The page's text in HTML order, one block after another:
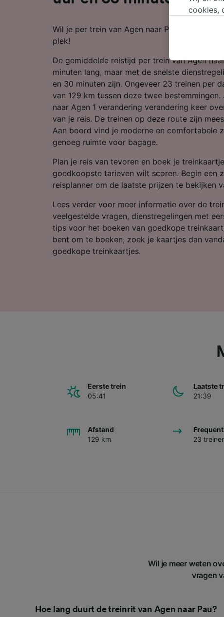
Wil je per trein van Agen naar Pau reizen?
plek!
De gemiddelde reistijd per trein van Agen
minuten lang, maar met de snelste
en 30 minuten zijn. Ongeveer 23 treinen per
van 129 km tussen deze twee
naar Agen 1 verandering verandering keer
van je reis. De treinen op deze route zijn
Aan boord vind je moderne en comfortabele
genoeg ruimte voor bagage.
Plan je reis van tevoren en boek je
goedkoopste tarieven wilt scoren. Begin een
reisplanner om de laatste prijzen te bekijken
Lees verder voor meer informatie over de
veelgestelde vragen, dienstregelingen met
tips voor het boeken van goedkope
bent om te boeken, zoek je kaartjes dan
goedkope treinkaartjes.
Eerste trein
05:41
Laatste
21:39
Afstand
129 km
23
Wil je meer weten
vragen
Hoe lang duurt de treinrit van Agen naar Pau?
cookies,
elk
keuzes
op
je ons
Wij en
Precieze